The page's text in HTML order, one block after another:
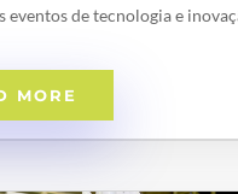
eventos de tecnologia e
MORE